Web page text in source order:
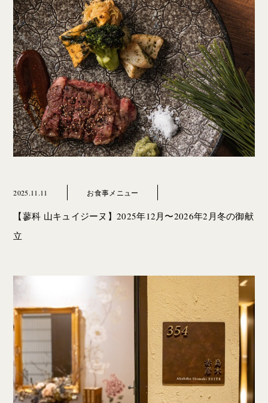
2025.11.11 お食事メニュー
【蓼科 山キュイジーヌ】2025年12月〜2026年2月冬の御献
立